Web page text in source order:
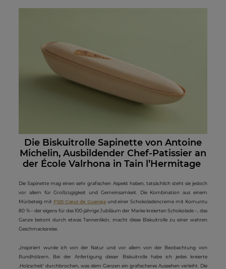
Die Biskuitrolle Sapinette von Antoine
Michelin, Ausbildender Chef-Patissier an
der École Valrhona in Tain l’Hermitage
Die Sapinette mag einen sehr grafischen Aspekt haben, tatsächlich steht sie jedoch
vor allem für Großzügigkeit und Gemeinsamkeit. Die Kombination aus einem
Mürbeteig mit P125 Cœur de Guanaja und einer Schokoladencreme mit Komuntu
80 % – der eigens für das 100-jährige Jubiläum der Marke kreierten Schokolade –, das
Ganze betont durch etwas Tannenlikör, macht diese Biskuitrolle zu einer wahren
Geschmacksreise.
„Inspiriert wurde ich von der Natur und vor allem von der Beobachtung von
Rundhölzern. Bei der Anfertigung dieser Biskuitrolle habe ich jedes kreierte
‚Holzscheit‘ durchbrochen, was dem Ganzen ein grafischeres Aussehen verleiht. Die